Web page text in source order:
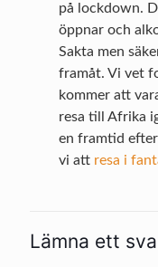
på lockdown.
öppnar och
Sakta men
framåt. Vi vet
kommer att
resa till Afrika
en framtid
vi att resa i
Lämna ett